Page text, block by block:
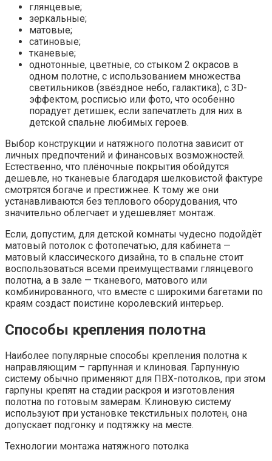
глянцевые;
зеркальные;
матовые;
сатиновые;
тканевые;
однотонные, цветные, со стыком 2 окрасов в
одном полотне, с использованием множества
светильников (звёздное небо, галактика), с 3D-
эффектом, росписью или фото, что особенно
порадует детишек, если запечатлеть для них в
детской спальне любимых героев.
Выбор конструкции и натяжного полотна зависит от
личных предпочтений и финансовых возможностей.
Естественно, что плёночные покрытия обойдутся
дешевле, но тканевые благодаря шелковистой фактуре
смотрятся богаче и престижнее. К тому же они
устанавливаются без теплового оборудования, что
значительно облегчает и удешевляет монтаж.
Если, допустим, для детской комнаты чудесно подойдёт
матовый потолок с фотопечатью, для кабинета —
матовый классического дизайна, то в спальне стоит
воспользоваться всеми преимуществами глянцевого
полотна, а в зале — тканевого, матового или
комбинированного, что вместе с широкими багетами по
краям создаст поистине королевский интерьер.
Способы крепления полотна
Наиболее популярные способы крепления полотна к
направляющим – гарпунная и клиновая. Гарпунную
систему обычно применяют для ПВХ-потолков, при этом
гарпуны крепят на стадии раскроя и изготовления
полотна по готовым замерам. Клиновую систему
используют при установке текстильных полотен, она
допускает подгонку и подтяжку на месте.
Технологии монтажа натяжного потолка